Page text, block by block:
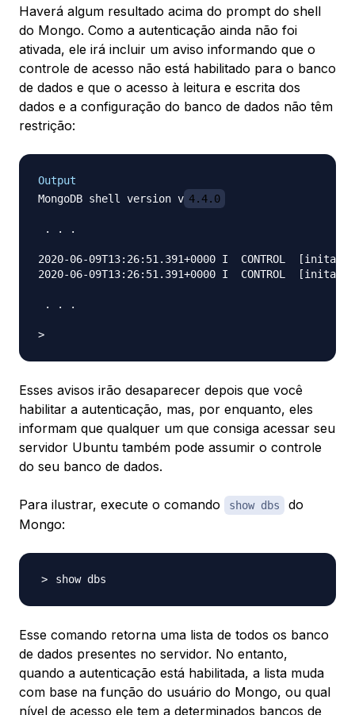
Haverá algum resultado acima do prompt do shell
do Mongo. Como a autenticação ainda não foi
ativada, ele irá incluir um aviso informando que o
controle de acesso não está habilitado para o banco
de dados e que o acesso à leitura e escrita dos
dados e a configuração do banco de dados não têm
restrição:
Output
MongoDB shell version v 4.4.0
. . .
2020-06-09T13:26:51.391+0000 I  CONTROL
2020-06-09T13:26:51.391+0000 I  CONTROL
. . .
Esses avisos irão desaparecer depois que você
habilitar a autenticação, mas, por enquanto, eles
informam que qualquer um que consiga acessar seu
servidor Ubuntu também pode assumir o controle
do seu banco de dados.
Para ilustrar, execute o comando show dbs
do
Mongo:
Esse comando retorna uma lista de todos os banco
de dados presentes no servidor. No entanto,
quando a autenticação está habilitada, a lista muda
com base na função do usuário do Mongo, ou qual
nível de acesso ele tem a determinados bancos de